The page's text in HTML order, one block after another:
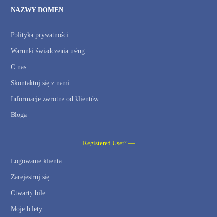
NAZWY DOMEN
Polityka prywatności
Warunki świadczenia usług
O nas
Skontaktuj się z nami
Informacje zwrotne od klientów
Bloga
Registered User? —
Logowanie klienta
Zarejestruj się
Otwarty bilet
Moje bilety